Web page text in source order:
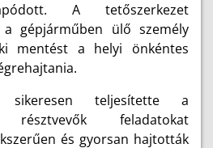
A tetőszerkezet
gépjárműben ülő személy
mentést a helyi önkéntes
sikeresen teljesítette a
feladatokat
és gyorsan hajtották